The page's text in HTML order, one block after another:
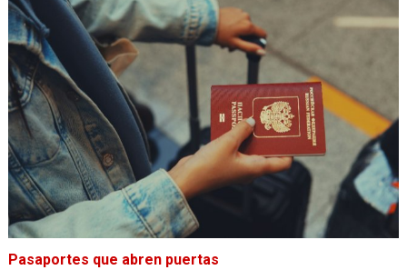
Pasaportes que abren puertas